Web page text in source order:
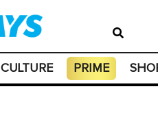
CULTURE PRIME